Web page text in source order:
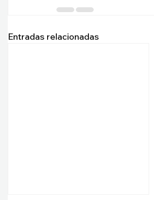
Entradas relacionadas